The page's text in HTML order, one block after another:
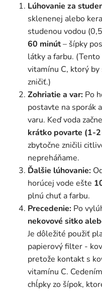
Lúhovanie za
sklenenej alebo
studenou vodou
60 minút– šípky
látky a farbu.
vitamínu C, ktorý
zničiť.)
Zohriatie a var: Po
postavte na sporák
varu. Keď voda
krátko povarte (1-
zbytočne zničili
nepreháňame.
Ďalšie lúhovanie:
horúcej vode ešte
plnú chuť a farbu.
Precedenie: Po
nekovové sitko
Je dôležité použiť
papierový filter -
pretože kontakt s
vitamínu C.
chĺpky zo šípok,